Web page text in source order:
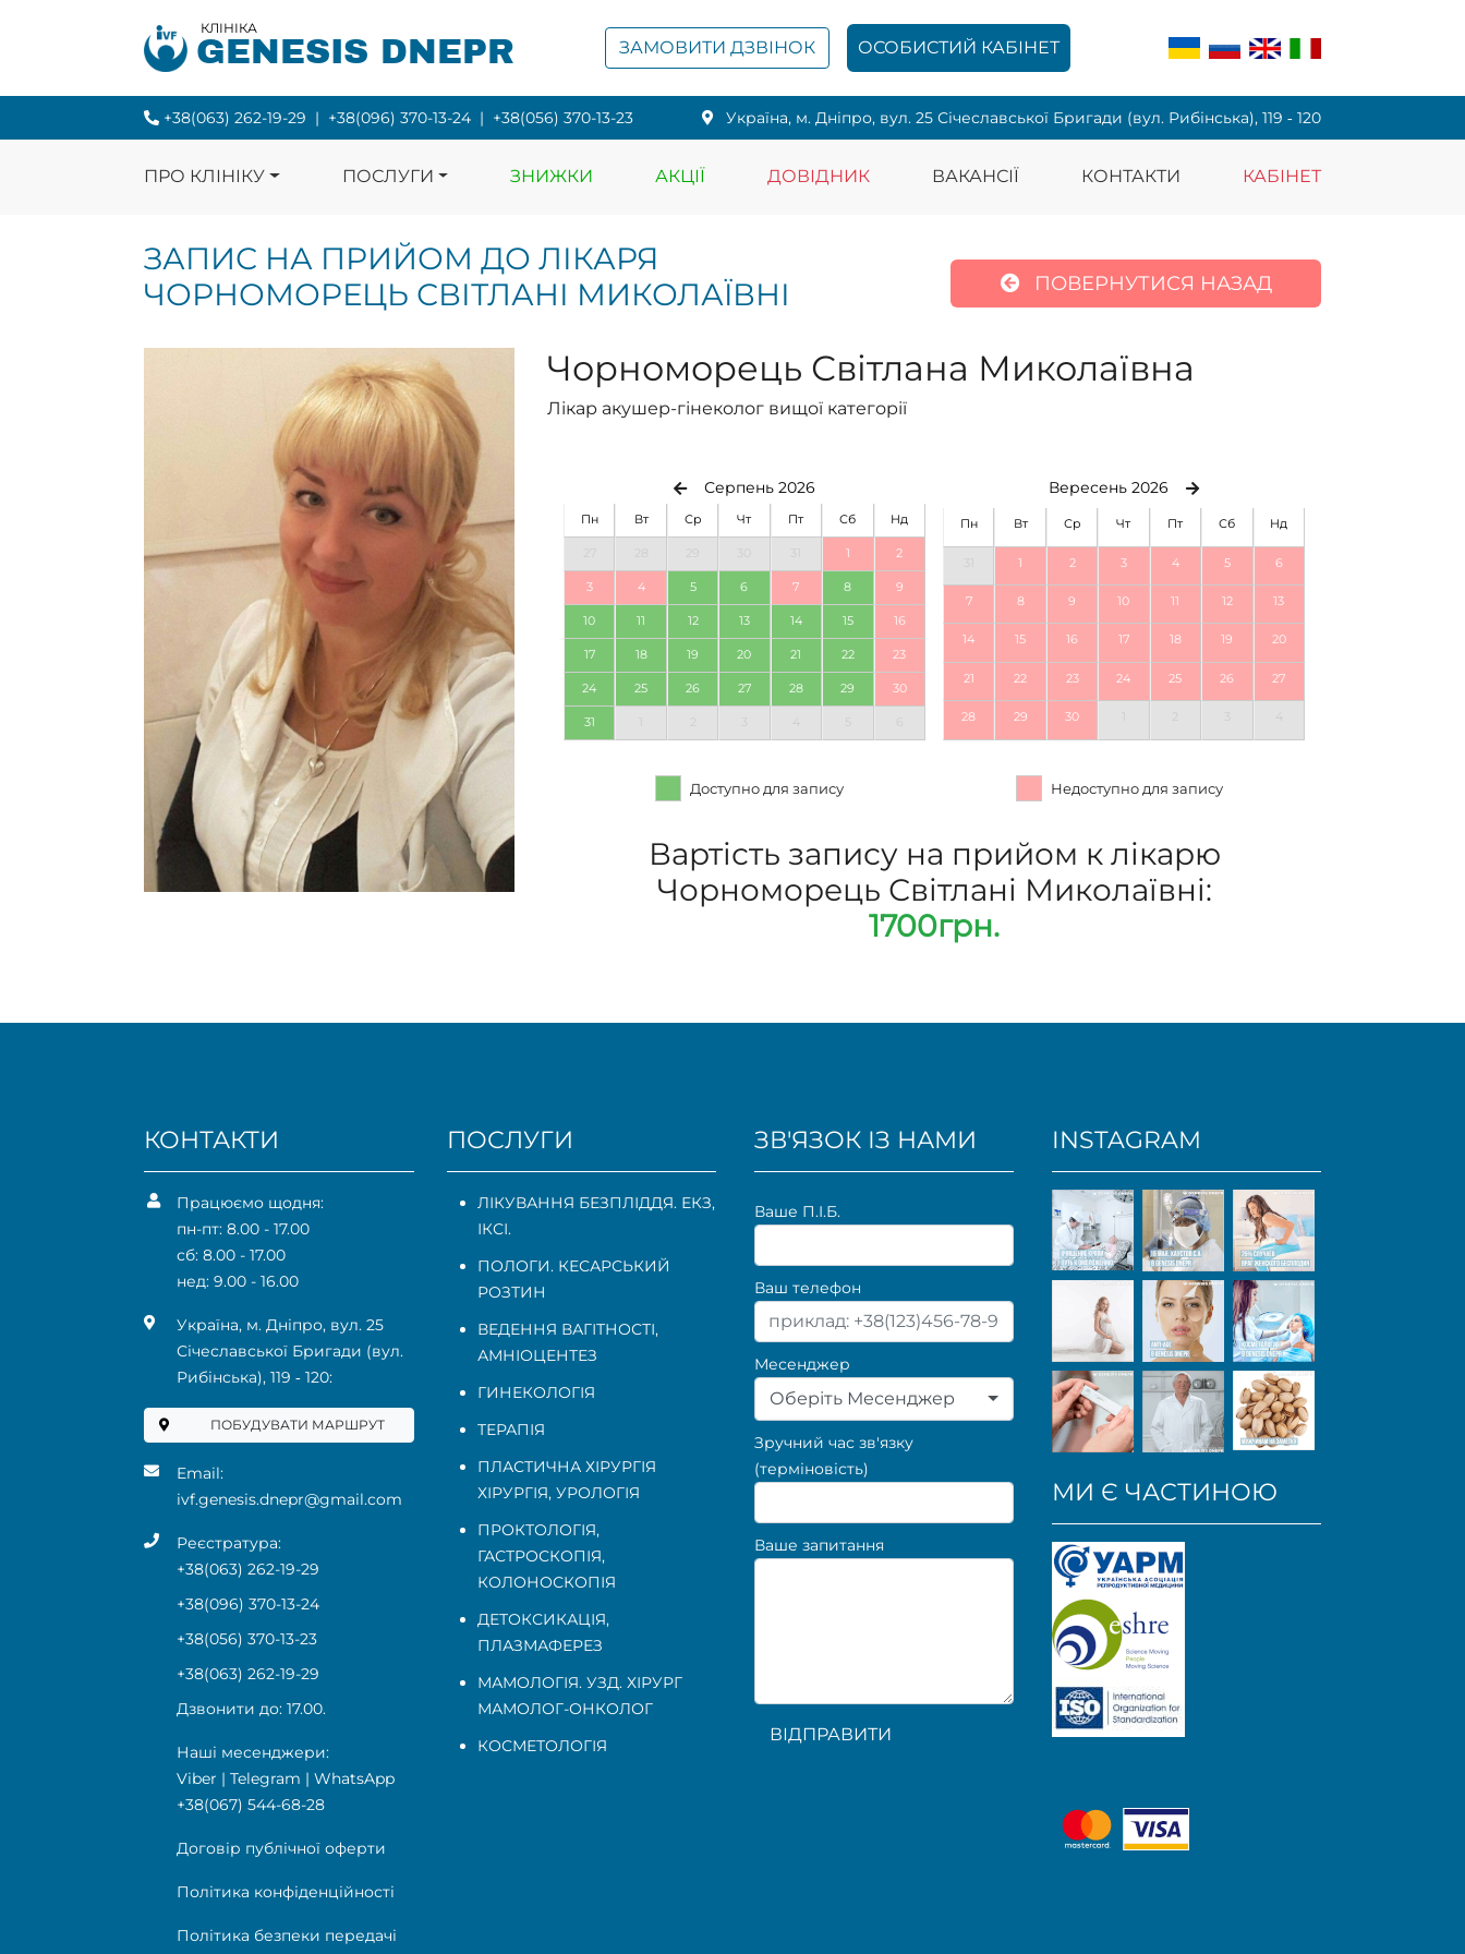
КЛІНІКА
GENESIS DNEPR ЗАМОВИТИ ДЗВІНОК ОСОБИСТИЙ КАБІНЕТ
+38(063) 262-19-29 | +38(096) 370-13-24 | +38(056) 370-13-23 Українa, м. Дніпро, вул. 25 Січеславської Бригади (вул. Рибінська), 119 ‑ 120
ПРО КЛІНІКУ ПОСЛУГИ ЗНИЖКИ АКЦІЇ ДОВІДНИК ВАКАНСІЇ КОНТАКТИ КАБІНЕТ
ЗАПИС НА ПРИЙОМ ДО ЛІКАРЯ
ЧОРНОМОРЕЦЬ СВІТЛАНІ МИКОЛАЇВНІ
ПОВЕРНУТИСЯ НАЗАД
Чорноморець Світлана Миколаївна
Лікар акушер-гінеколог вищої категорії
Серпень 2026
Пн Вт Ср Чт Пт Сб Нд
1 2
3 4 5 6 7 8 9
10 11 12 13 14 15 16
17 18 19 20 21 22 23
24 25 26 27 28 29 30
31
Вересень 2026
Пн Вт Ср Чт Пт Сб Нд
1 2 3 4 5 6
7 8 9 10 11 12 13
14 15 16 17 18 19 20
21 22 23 24 25 26 27
28 29 30
Доступно для запису Недоступно для запису
Вартість запису на прийом к лікарю
Чорноморець Світлані Миколаївні:
1700грн.
КОНТАКТИ
Працюємо щодня:
пн-пт: 8.00 - 17.00
сб: 8.00 - 17.00
нед: 9.00 - 16.00
Українa, м. Дніпро, вул. 25
Січеславської Бригади (вул.
Рибінська), 119 ‑ 120:
ПОБУДУВАТИ МАРШРУТ
Email:
ivf.genesis.dnepr@gmail.com
Реєстратура:
+38(063) 262-19-29
+38(096) 370-13-24
+38(056) 370-13-23
+38(063) 262-19-29
Дзвонити до: 17.00.
Наші месенджери:
Viber | Telegram | WhatsApp
+38(067) 544-68-28
Договір публічної оферти
Політика конфіденційності
Політика безпеки передачі
ПОСЛУГИ
ЛІКУВАННЯ БЕЗПЛІДДЯ. ЕКЗ,
ІКСІ.
ПОЛОГИ. КЕСАРСЬКИЙ
РОЗТИН
ВЕДЕННЯ ВАГІТНОСТІ,
АМНІОЦЕНТЕЗ
ГИНЕКОЛОГІЯ
ТЕРАПІЯ
ПЛАСТИЧНА ХІРУРГІЯ
ХІРУРГІЯ, УРОЛОГІЯ
ПРОКТОЛОГІЯ,
ГАСТРОСКОПІЯ,
КОЛОНОСКОПІЯ
ДЕТОКСИКАЦІЯ,
ПЛАЗМАФЕРЕЗ
МАМОЛОГІЯ. УЗД. ХІРУРГ
МАМОЛОГ-ОНКОЛОГ
КОСМЕТОЛОГІЯ
ЗВ'ЯЗОК ІЗ НАМИ
Ваше П.I.Б.
Ваш телефон
Месенджер
Оберіть Месенджер
Зручний час зв'язку
(терміновість)
Ваше запитання
ВІДПРАВИТИ
INSTAGRAM
МИ Є ЧАСТИНОЮ